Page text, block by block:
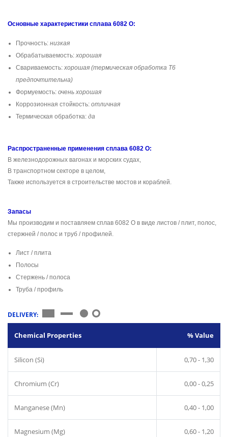
Основные характеристики сплава 6082 O:
Прочность: низкая
Обрабатываемость: хорошая
Свариваемость: хорошая (термическая обработка T6
предпочтительна)
Формуемость: очень хорошая
Коррозионная стойкость: отличная
Термическая обработка: да
Распространенные применения сплава 6082 O:
В железнодорожных вагонах и морских судах,
В транспортном секторе в целом,
Также используется в строительстве мостов и кораблей.
Запасы
Мы производим и поставляем сплав 6082 O в виде листов / плит, полос,
стержней / полос и труб / профилей.
Лист / плита
Полосы
Стержень / полоса
Труба / профиль
DELIVERY:
Chemical Properties % Value
Silicon (Si) 0,70 - 1,30
Chromium (Cr) 0,00 - 0,25
Manganese (Mn) 0,40 - 1,00
Magnesium (Mg) 0,60 - 1,20